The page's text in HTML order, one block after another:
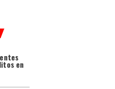
en